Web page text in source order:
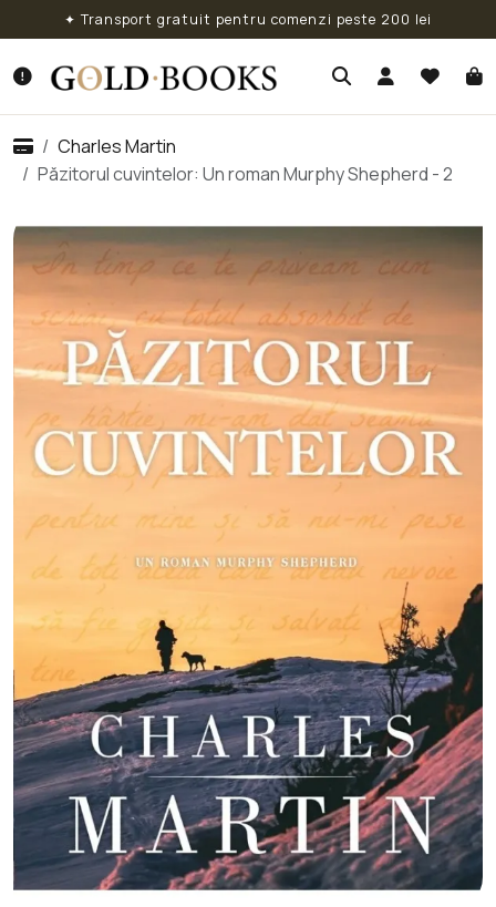
✦ Transport gratuit pentru comenzi peste 200 lei
Charles Martin
Păzitorul cuvintelor: Un roman Murphy Shepherd - 2